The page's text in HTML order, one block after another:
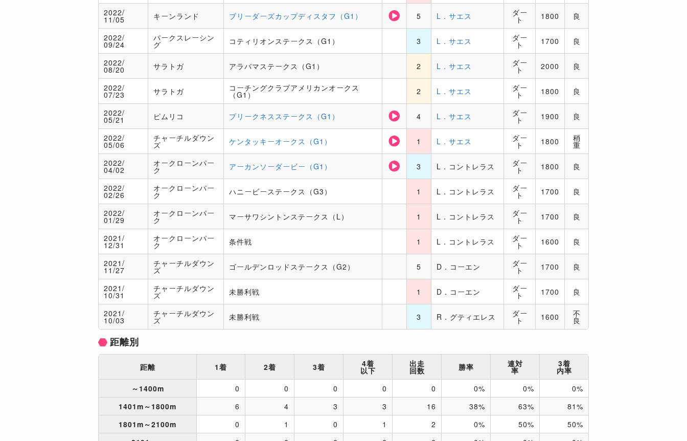
2022/
11/05 キーンランド ブリーダーズカップディスタフ（G1） 5 L．サエス ダー
ト 1800 良
2022/
09/24
パークスレーシン
グ コティリオンステークス（G1） 3 L．サエス ダー
ト 1700 良
2022/
08/20 サラトガ アラバマステークス（G1） 2 L．サエス ダー
ト 2000 良
2022/
07/23 サラトガ コーチングクラブアメリカンオークス
（G1） 2 L．サエス ダー
ト 1800 良
2022/
05/21 ピムリコ プリークネスステークス（G1） 4 L．サエス ダー
ト 1900 良
2022/
05/06
チャーチルダウン
ズ ケンタッキーオークス（G1） 1 L．サエス ダー
ト 1800 稍
重
2022/
04/02
オークローンパー
ク アーカンソーダービー（G1） 3 L．コントレラス ダー
ト 1800 良
2022/
02/26
オークローンパー
ク ハニービーステークス（G3） 1 L．コントレラス ダー
ト 1700 良
2022/
01/29
オークローンパー
ク マーサワシントンステークス（L） 1 L．コントレラス ダー
ト 1700 良
2021/
12/31
オークローンパー
ク 条件戦 1 L．コントレラス ダー
ト 1600 良
2021/
11/27
チャーチルダウン
ズ ゴールデンロッドステークス（G2） 5 D．コーエン ダー
ト 1700 良
2021/
10/31
チャーチルダウン
ズ 未勝利戦 1 D．コーエン ダー
ト 1700 良
2021/
10/03
チャーチルダウン
ズ 未勝利戦 3 R．グティエレス ダー
ト 1600 不
良
距離別
距離 1着 2着 3着 4着
以下
出走
回数 勝率 連対
率
3着
内率
～1400m
0 0 0 0 0 0% 0%
0%
1401m～1800m
6 4 3 3 16 38% 63%
81%
1801m～2100m
0 1 0 1 2 0% 50%
50%